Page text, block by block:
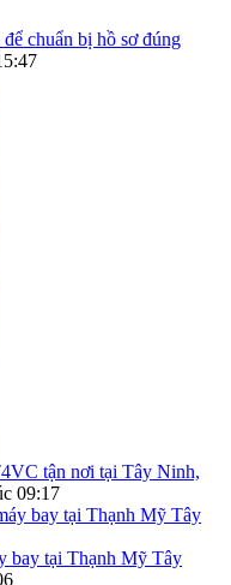
chuẩn bị hồ sơ đúng
tận nơi tại Tây Ninh,
09:17
bay tại Thạnh Mỹ Tây